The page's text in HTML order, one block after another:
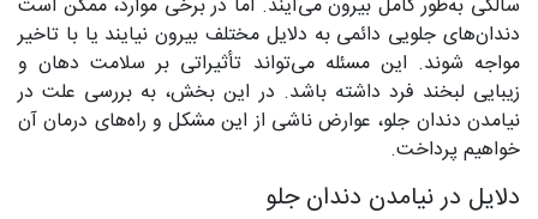
سالگی به‌طور کامل بیرون می‌آیند. اما در برخی موارد، ممکن است
دندان‌های جلویی دائمی به دلایل مختلف بیرون نیایند یا با تاخیر
مواجه شوند. این مسئله می‌تواند تأثیراتی بر سلامت دهان و
زیبایی لبخند فرد داشته باشد. در این بخش، به بررسی علت در
نیامدن دندان جلو، عوارض ناشی از این مشکل و راه‌های درمان آن
خواهیم پرداخت.
دلایل در نیامدن دندان جلو